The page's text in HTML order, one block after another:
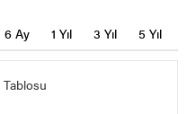
6 Ay 1 Yıl 3 Yıl 5 Yıl